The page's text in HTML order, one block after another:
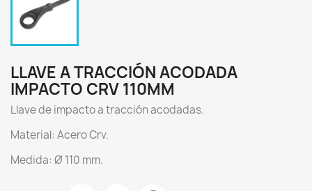
LLAVE A TRACCIÓN ACODADA
IMPACTO CRV 110MM
Llave de impacto a tracción acodadas.
Material: Acero Crv.
Medida: Ø 110 mm.